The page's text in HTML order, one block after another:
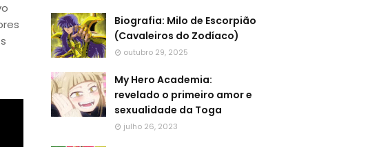
Biografia: Milo de Escorpião
(Cavaleiros do Zodíaco)
outubro 29, 2025
My Hero Academia:
revelado o primeiro amor e
sexualidade da Toga
julho 26, 2023